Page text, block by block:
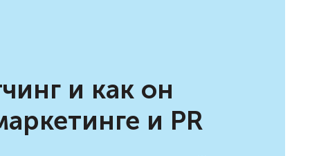
и как он
и PR